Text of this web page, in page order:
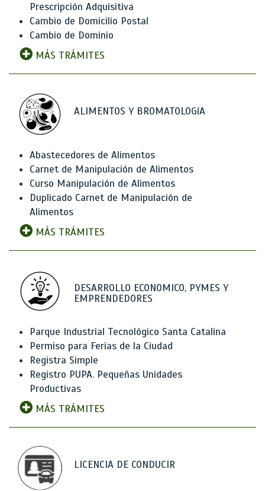
Prescripción Adquisitiva
Cambio de Domicilio Postal
Cambio de Dominio
MÁS TRÁMITES
ALIMENTOS Y BROMATOLOGíA
Abastecedores de Alimentos
Carnet de Manipulación de Alimentos
Curso Manipulación de Alimentos
Duplicado Carnet de Manipulación de
Alimentos
MÁS TRÁMITES
DESARROLLO ECONOMICO, PYMES Y
EMPRENDEDORES
Parque Industrial Tecnológico Santa Catalina
Permiso para Ferias de la Ciudad
Registra Simple
Registro PUPA. Pequeñas Unidades
Productivas
MÁS TRÁMITES
LICENCIA DE CONDUCIR